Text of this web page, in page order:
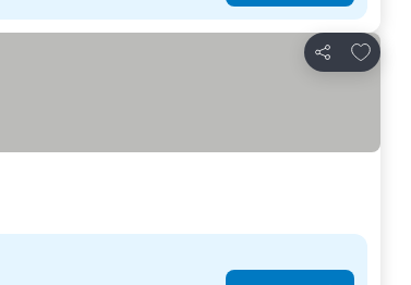
Partilhar